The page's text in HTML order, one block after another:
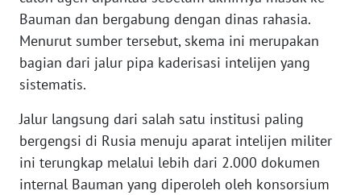
Bauman dan bergabung dengan dinas rahasia.
Menurut sumber tersebut, skema ini merupakan
bagian dari jalur pipa kaderisasi intelijen yang
sistematis.
Jalur langsung dari salah satu institusi paling
bergengsi di Rusia menuju aparat intelijen militer
ini terungkap melalui lebih dari 2.000 dokumen
internal Bauman yang diperoleh oleh konsorsium
WN
PAPUA
WN
RIAU
WN